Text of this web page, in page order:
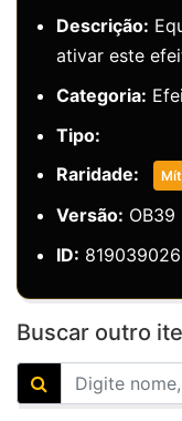
Descrição:
ativar este
Categoria:
Tipo:
Raridade:
Versão: OB39
ID: 819039026
Buscar outro